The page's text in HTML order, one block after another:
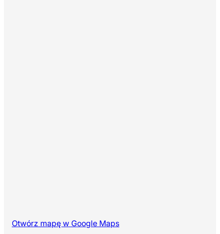
Otwórz mapę w Google Maps
(otwiera się w nowej karcie)